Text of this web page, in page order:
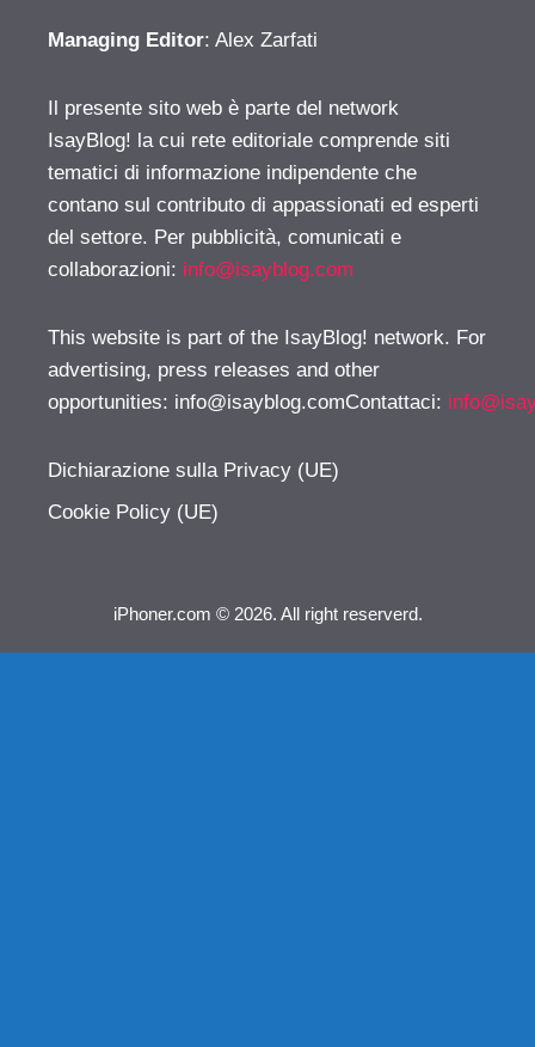
Managing Editor: Alex Zarfati
Il presente sito web è parte del network
IsayBlog! la cui rete editoriale comprende siti
tematici di informazione indipendente che
contano sul contributo di appassionati ed esperti
del settore. Per pubblicità, comunicati e
collaborazioni: info@isayblog.com
This website is part of the IsayBlog! network. For
advertising, press releases and other
opportunities: info@isayblog.comContattaci:
Dichiarazione sulla Privacy (UE)
Cookie Policy (UE)
iPhoner.com © 2026. All right reserverd.